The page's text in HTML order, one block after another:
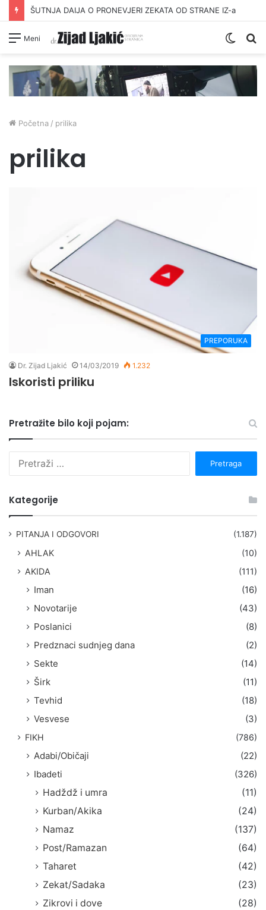
ŠUTNJA DAIJA O PRONEVJERI ZEKATA OD STRANE IZ-a
Meni
Switch
Početna / prilika
prilika
PREPORUKA
Dr. Zijad Ljakić 14/03/2019 1.232
Iskoristi priliku
Pretražite bilo koji pojam:
Kategorije
PITANJA I ODGOVORI (1.187)
AHLAK
(10)
AKIDA
(111)
Iman
(16)
Novotarije
(43)
Poslanici
(8)
Predznaci sudnjeg dana
(2)
Sekte
(14)
Širk
(11)
Tevhid
(18)
Vesvese
(3)
FIKH (786)
Adabi/Običaji
(22)
Ibadeti
(326)
Hadždž i umra
(11)
Kurban/Akika
(24)
Namaz
(137)
Post/Ramazan
(64)
Taharet
(42)
Zekat/Sadaka
(23)
Zikrovi i dove
(28)